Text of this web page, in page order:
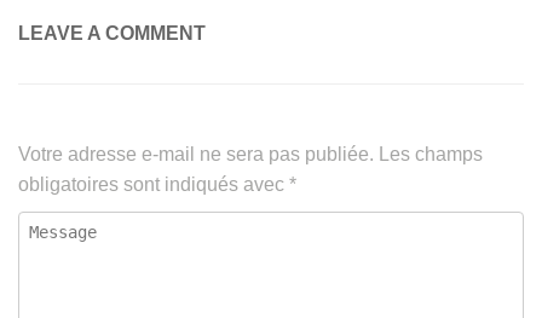
LEAVE A COMMENT
Votre adresse e-mail ne sera pas publiée.
Les champs
obligatoires sont indiqués avec *